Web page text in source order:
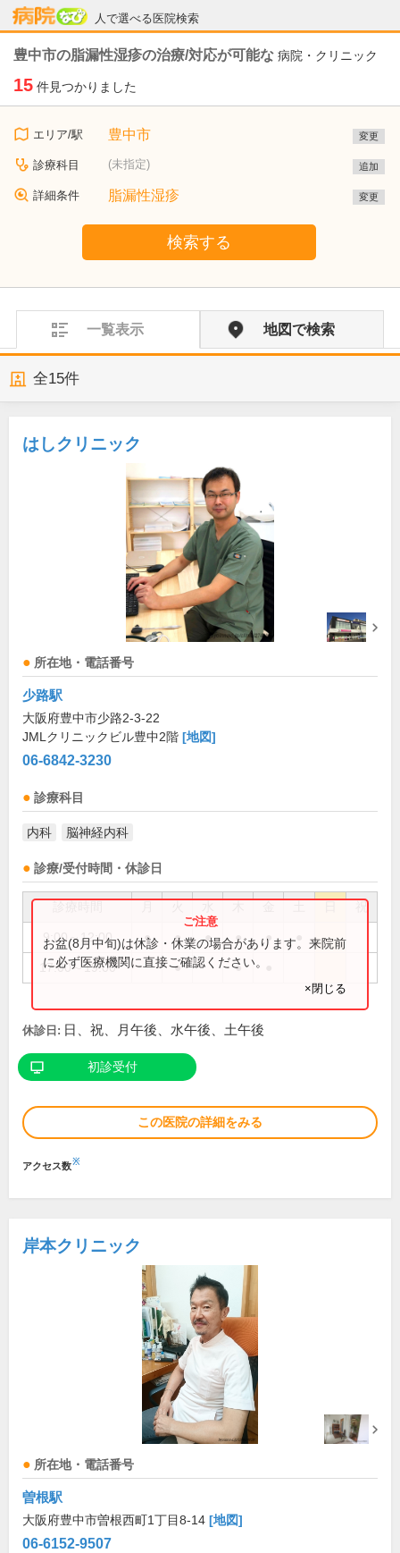
人で選べる医院検索
病院なび
豊中市の脂漏性湿疹の治療/対応が可能な 病院・クリニック
15 件見つかりました
エリア/駅 豊中市 変更
診療科目 (未指定) 追加
詳細条件 脂漏性湿疹 変更
検索する
一覧表示 地図で検索
全15件
はしクリニック
所在地・電話番号
少路駅
大阪府豊中市少路2-3-22
JMLクリニックビル豊中2階 [地図]
06-6842-3230
診療科目
内科 脳神経内科
診療/受付時間・休診日
祝
9:00～12:00 ● ● ● ● ●
17:00～19:00 ● ●
お盆(8月中旬)は休診・休業の場合があります。来院前
に必ず医療機関に直接ご確認ください。
×閉じる
休診日: 日、祝、月午後、水午後、土午後
初診受付
この医院の詳細をみる
アクセス数※
岸本クリニック
所在地・電話番号
曽根駅
大阪府豊中市曽根西町1丁目8-14 [地図]
06-6152-9507